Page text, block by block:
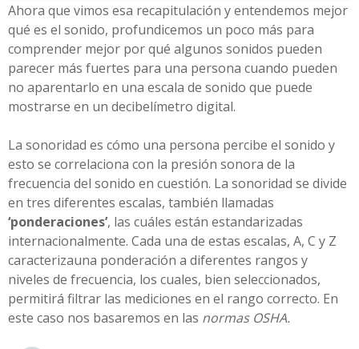
Ahora que vimos esa recapitulación y entendemos mejor
qué es el sonido, profundicemos un poco más para
comprender mejor por qué algunos sonidos pueden
parecer más fuertes para una persona cuando pueden
no aparentarlo en una escala de sonido que puede
mostrarse en un decibelímetro digital.
La sonoridad es cómo una persona percibe el sonido y
esto se correlaciona con la presión sonora de la
frecuencia del sonido en cuestión. La sonoridad se divide
en tres diferentes escalas, también llamadas
‘ponderaciones’, las cuáles están estandarizadas
internacionalmente. Cada una de estas escalas, A, C y Z
caracterizauna ponderación a diferentes rangos y
niveles de frecuencia, los cuales, bien seleccionados,
permitirá filtrar las mediciones en el rango correcto. En
este caso nos basaremos en las normas OSHA.